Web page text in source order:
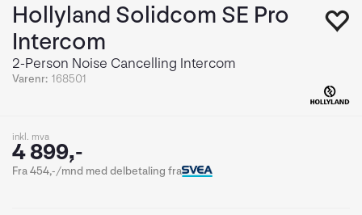
Hollyland Solidcom SE Pro
Intercom
2-Person Noise Cancelling Intercom
Varenr: 168501
inkl. mva
4 899,-
Fra 454,-/mnd med delbetaling fra